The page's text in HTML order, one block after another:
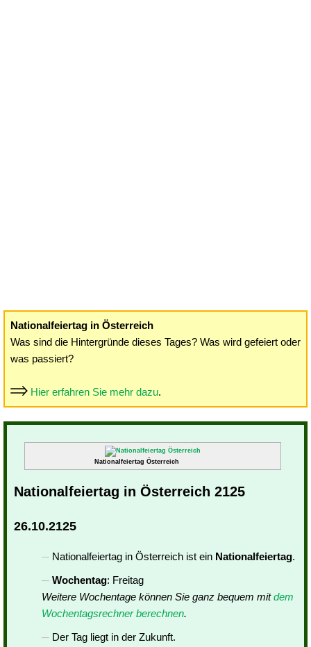
Nationalfeiertag in Österreich
Was sind die Hintergründe dieses Tages? Was wird gefeiert oder
was passiert?
Hier erfahren Sie mehr dazu.
Nationalfeiertag Österreich
Nationalfeiertag in Österreich 2125
26.10.2125
Nationalfeiertag in Österreich ist ein Nationalfeiertag.
Wochentag: Freitag
Weitere Wochentage können Sie ganz bequem mitdem
Wochentagsrechner berechnen.
Der Tag liegt in der Zukunft.